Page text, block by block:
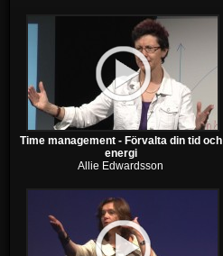
Time management - Förvalta din tid och
energi
Allie Edwardsson